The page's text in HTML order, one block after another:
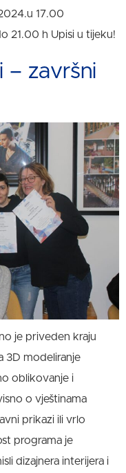
17.00
21.00 h Upisi u tijeku!
– završni
je priveden kraju
3D modeliranje
oblikovanje i
o vještinama
prikazi ili vrlo
programa je
dizajnera interijera i